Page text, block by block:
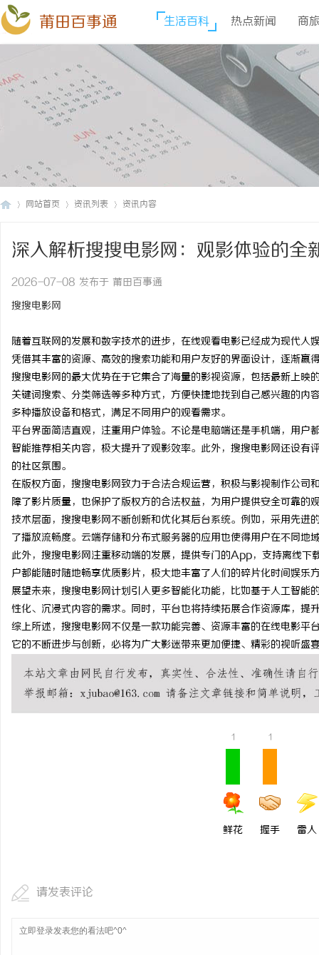
莆田百事通 生活百科 热点新闻 商
网站首页 资讯列表 资讯内容
深入解析搜搜电影网：观影体验的全
2026-07-08 发布于 莆田百事通
搜搜电影网
随着互联网的发展和数字技术的进步，在线观看电影已经成为现代
凭借其丰富的资源、高效的搜索功能和用户友好的界面设计，逐渐赢
搜搜电影网的最大优势在于它集合了海量的影视资源，包括最新上
关键词搜索、分类筛选等多种方式，方便快捷地找到自己感兴趣的
多种播放设备和格式，满足不同用户的观看需求。
平台界面简洁直观，注重用户体验。不论是电脑端还是手机端，用
智能推荐相关内容，极大提升了观影效率。此外，搜搜电影网还设
的社区氛围。
在版权方面，搜搜电影网致力于合法合规运营，积极与影视制作公
障了影片质量，也保护了版权方的合法权益，为用户提供安全可靠的
技术层面，搜搜电影网不断创新和优化其后台系统。例如，采用先
了播放流畅度。云端存储和分布式服务器的应用也使得用户在不同地
此外，搜搜电影网注重移动端的发展，提供专门的App，支持离线
户都能随时随地畅享优质影片，极大地丰富了人们的碎片化时间娱乐
展望未来，搜搜电影网计划引入更多智能化功能，比如基于人工智
性化、沉浸式内容的需求。同时，平台也将持续拓展合作资源库，提
综上所述，搜搜电影网不仅是一款功能完善、资源丰富的在线电影
它的不断进步与创新，必将为广大影迷带来更加便捷、精彩的视听盛
1
鲜花
1
握手 雷人
请发表评论
开店最怕“搜不到”为什
ai却天天给他免费派单？